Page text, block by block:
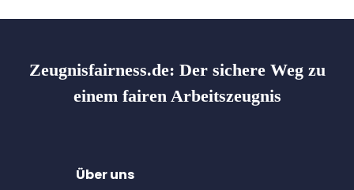
Zeugnisfairness.de: Der sichere Weg zu
einem fairen Arbeitszeugnis
Über uns